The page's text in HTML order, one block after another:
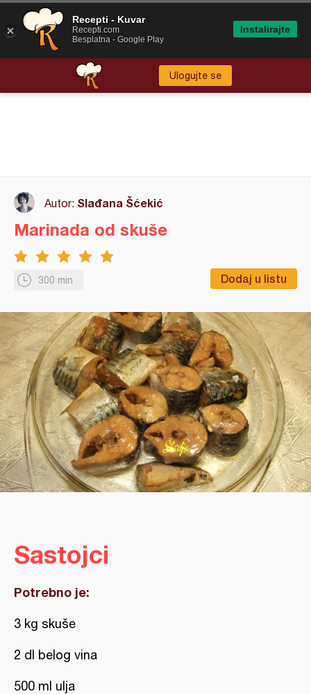
Ulogujte se
Autor: Slađana Šćekić
300 min Dodaj u listu
Marinada od skuše
Sastojci
Potrebno je:
3 kg skuše
2 dl belog vina
500 ml ulja
Recepti - Kuvar
Recepti.com
Besplatna - Google Play
Instalirajte